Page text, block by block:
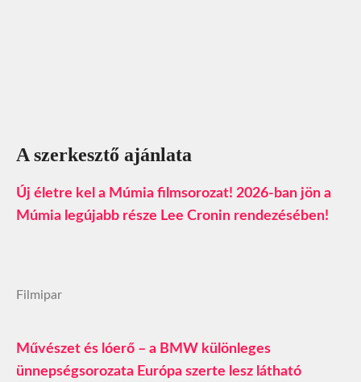
A szerkesztő ajánlata
Új életre kel a Múmia filmsorozat! 2026-ban jön a
Múmia legújabb része Lee Cronin rendezésében!
Filmipar
Művészet és lóerő – a BMW különleges
ünnepségsorozata Európa szerte lesz látható